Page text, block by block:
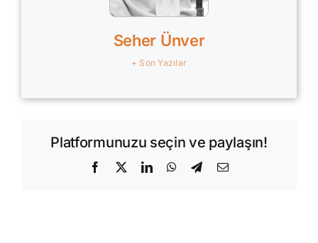
Seher Ünver
+ Son Yazılar
Platformunuzu seçin ve paylaşın!
Facebook
X LinkedInWhatsApp
Telegram
E-